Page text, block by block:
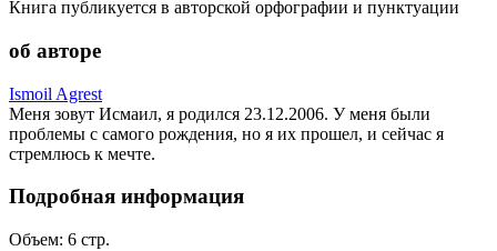
Книга публикуется в авторской орфографии и пунктуации
об авторе
Ismoil Agrest
Меня зовут Исмаил, я родился 23.12.2006. У меня были
проблемы с самого рождения, но я их прошел, и сейчас я
стремлюсь к мечте.
Подробная информация
Объем: 6 стр.